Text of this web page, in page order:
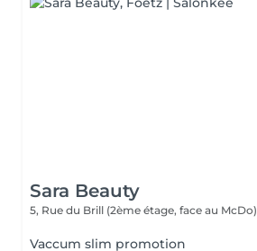
Sara Beauty
5, Rue du Brill (2ème étage, face au McDo)
Vaccum slim promotion